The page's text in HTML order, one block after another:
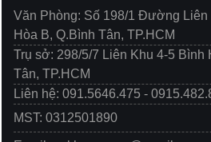
Văn Phòng: Số 198/1 Đường Liên
Hòa B, Q.Bình Tân, TP.HCM
Trụ sở: 298/5/7 Liên Khu 4-5 Bình
Tân, TP.HCM
Liên hệ: 091.5646.475 -
MST: 0312501890